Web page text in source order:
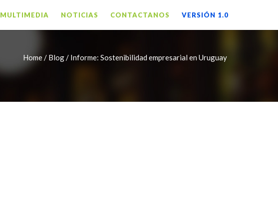
MULTIMEDIA NOTICIAS CONTACTANOS VERSIÓN 1.0
Home / Blog / Informe: Sostenibilidad empresarial en Uruguay